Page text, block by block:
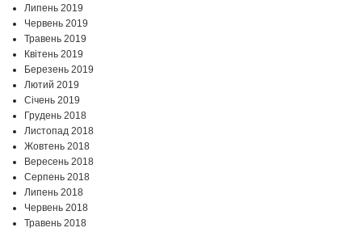
Липень 2019
Червень 2019
Травень 2019
Квітень 2019
Березень 2019
Лютий 2019
Січень 2019
Грудень 2018
Листопад 2018
Жовтень 2018
Вересень 2018
Серпень 2018
Липень 2018
Червень 2018
Травень 2018